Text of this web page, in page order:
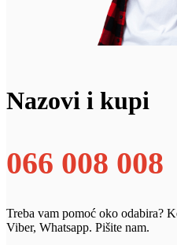
Nazovi i kupi
066 008 008
Treba vam pomoć oko odabira?
Viber, Whatsapp. Pišite nam.